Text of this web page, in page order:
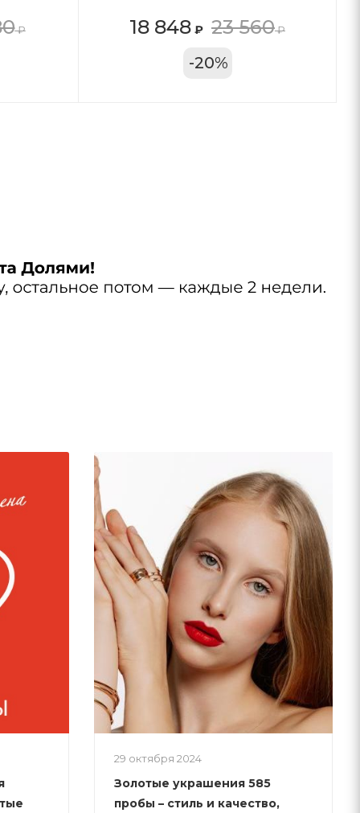
₽ 18 848 ₽ 23 560₽
-20%
29 октября 2024
Золотые украшения 585
пробы – стиль и качество,